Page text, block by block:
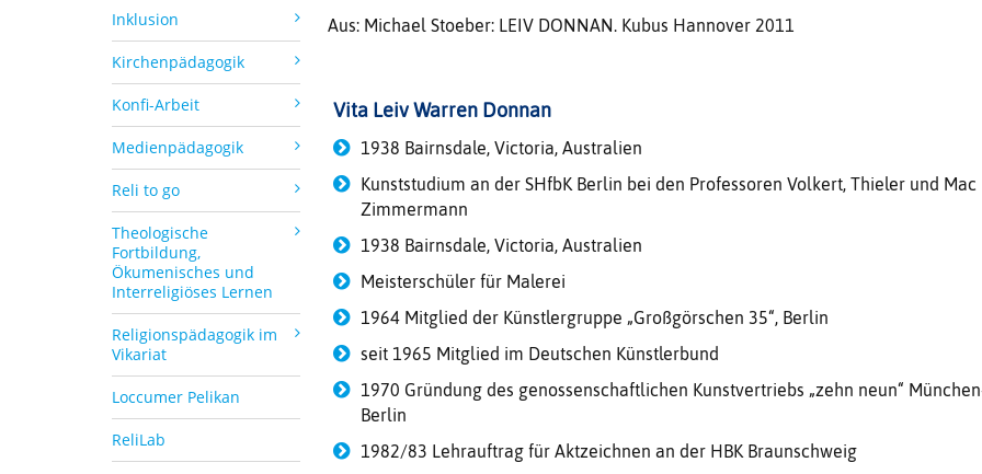
Inklusion
Kirchenpädagogik
Konfi-Arbeit
Medienpädagogik
Reli to go
Theologische
Fortbildung,
Ökumenisches und
Interreligiöses Lernen
Religionspädagogik im
Vikariat
Loccumer Pelikan
ReliLab
Aus: Michael Stoeber: LEIV DONNAN. Kubus Hannover 2011
Vita Leiv Warren Donnan
1938 Bairnsdale, Victoria, Australien
Kunststudium an der SHfbK Berlin bei den Professoren Volkert, Thieler und Mac
Zimmermann
1938 Bairnsdale, Victoria, Australien
Meisterschüler für Malerei
1964 Mitglied der Künstlergruppe „Großgörschen 35“, Berlin
seit 1965 Mitglied im Deutschen Künstlerbund
1970 Gründung des genossenschaftlichen Kunstvertriebs „zehn neun“
Berlin
1982/83 Lehrauftrag für Aktzeichnen an der HBK Braunschweig